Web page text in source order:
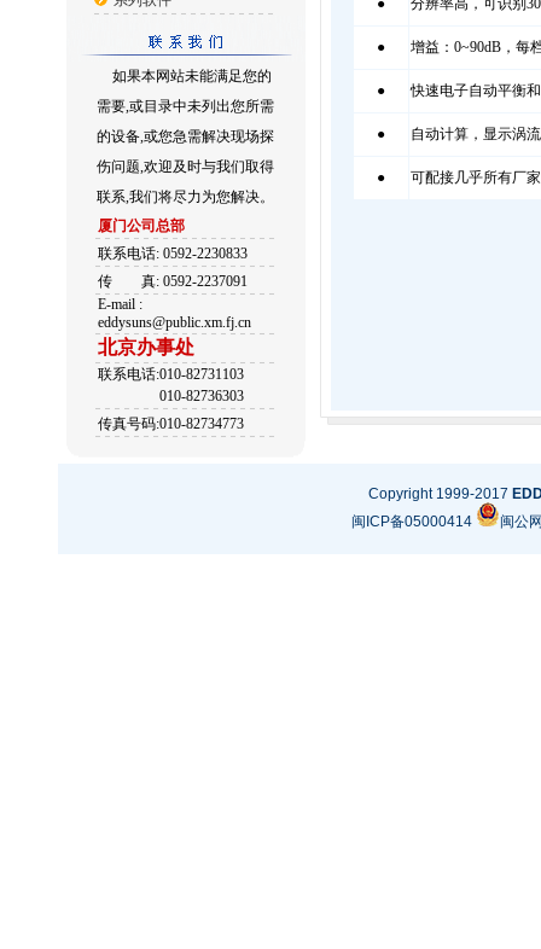
如果本网站未能满足您的
需要,或目录中未列出您所需
的设备,或您急需解决现场探
伤问题,欢迎及时与我们取得
联系,我们将尽力为您解决。
厦门公司总部
联系电话: 0592-2230833
传
真: 0592-2237091
E-mail :
eddysuns@public.xm.fj.cn
北京办事处
联系电话:010-82731103
010-82736303
传真号码:010-82734773
● 分辨率高，可识别
● 增益：0~90dB，每
● 快速电子自动平衡
● 自动计算，显示涡
● 可配接几乎所有厂
Copyright 1999-2017
闽ICP备05000414
闽公